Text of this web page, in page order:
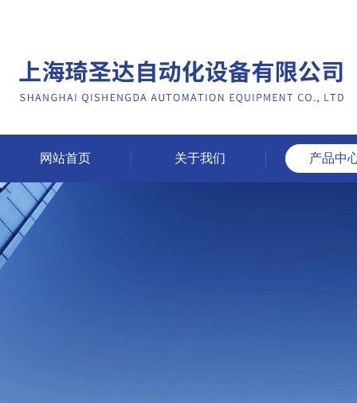
网站首页 关于我们 产品中